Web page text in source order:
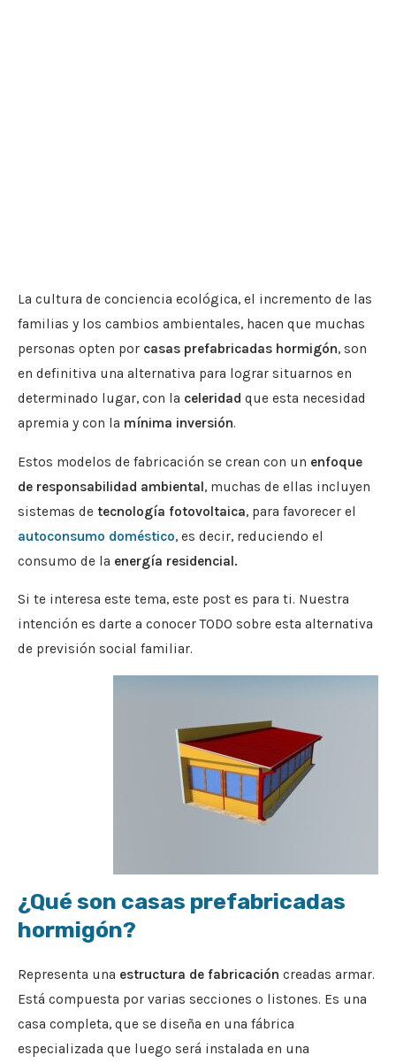
La cultura de conciencia ecológica, el incremento de las
familias y los cambios ambientales, hacen que muchas
personas opten por casas prefabricadas hormigón, son
en definitiva una alternativa para lograr situarnos en
determinado lugar, con la celeridad que esta necesidad
apremia y con la mínima inversión.
Estos modelos de fabricación se crean con un enfoque
de responsabilidad ambiental, muchas de ellas incluyen
sistemas de tecnología fotovoltaica, para favorecer el
autoconsumo doméstico, es decir, reduciendo el
consumo de la energía residencial.
Si te interesa este tema, este post es para ti. Nuestra
intención es darte a conocer TODO sobre esta alternativa
de previsión social familiar.
¿Qué son casas prefabricadas
hormigón?
Representa una estructura de fabricación creadas armar.
Está compuesta por varias secciones o listones. Es una
casa completa, que se diseña en una fábrica
especializada que luego será instalada en una